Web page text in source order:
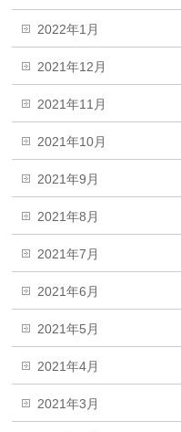
2022年1月
2021年12月
2021年11月
2021年10月
2021年9月
2021年8月
2021年7月
2021年6月
2021年5月
2021年4月
2021年3月